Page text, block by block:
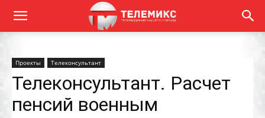
Проекты Телеконсультант
Телеконсультант. Расчет
пенсий военным